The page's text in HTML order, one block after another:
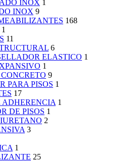
INOX 1
INOX 9
168
1
11
6
ELASTICO 1
1
9
PARA PISOS 1
17
1
DE PISOS 1
2
3
1
25